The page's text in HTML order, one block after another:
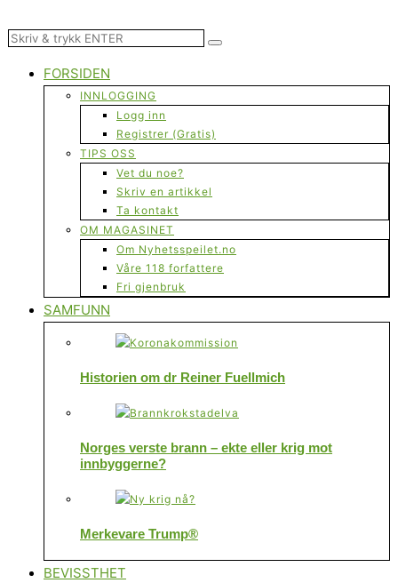
FORSIDEN
INNLOGGING
Logg inn
Registrer (Gratis)
TIPS OSS
Vet du noe?
Skriv en artikkel
Ta kontakt
OM MAGASINET
Om Nyhetsspeilet.no
Våre 118 forfattere
Fri gjenbruk
SAMFUNN
Historien om dr Reiner Fuellmich
Norges verste brann – ekte eller krig mot
innbyggerne?
Merkevare Trump®
BEVISSTHET